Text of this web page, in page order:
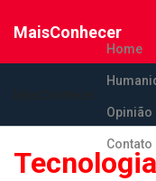
MaisConhecer
Home
Opinião
Contato